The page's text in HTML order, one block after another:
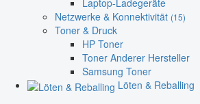
Laptop-Ladegeräte
Netzwerke & Konnektivität (15)
Toner & Druck
HP Toner
Toner Anderer Hersteller
Samsung Toner
Löten & Reballing